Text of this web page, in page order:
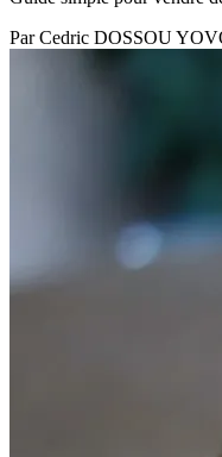
ParCedric DOSSOU